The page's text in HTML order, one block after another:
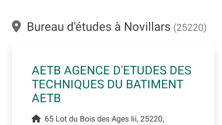
Bureau d'études à Novillars (25220)
AETB AGENCE D'ETUDES DES
TECHNIQUES DU BATIMENT
AETB
65 Lot du Bois des Ages Iii, 25220,